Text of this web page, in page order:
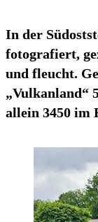
In der
fotografiert,
und fleucht.
„Vulkanland“
allein 3450 im